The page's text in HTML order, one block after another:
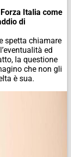
Italia come
di
spetta chiamare
ed
la questione
che non gli
è sua.